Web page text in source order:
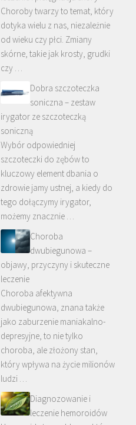
Choroby twarzy to temat, który
dotyka wielu z nas, niezależnie
od wieku czy płci. Zmiany
skórne, takie jak krosty, grudki
czy …
Dobra szczoteczka
soniczna – zestaw
irygator ze szczoteczką
soniczną
Wybór odpowiedniej
szczoteczki do zębów to
kluczowy element dbania o
zdrowie jamy ustnej, a kiedy do
tego dołączymy irygator,
możemy znacznie …
Choroba
dwubiegunowa –
objawy, przyczyny i skuteczne
leczenie
Choroba afektywna
dwubiegunowa, znana także
jako zaburzenie maniakalno-
depresyjne, to nie tylko
choroba, ale złożony stan,
który wpływa na życie milionów
ludzi …
Diagnozowanie i
leczenie hemoroidów